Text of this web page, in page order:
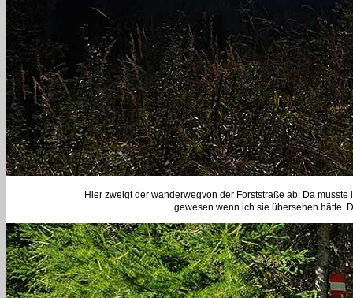
Hier zweigt der wanderwegvon der Forststraße ab. Da
gewesen wenn ich sie übersehen hätte.